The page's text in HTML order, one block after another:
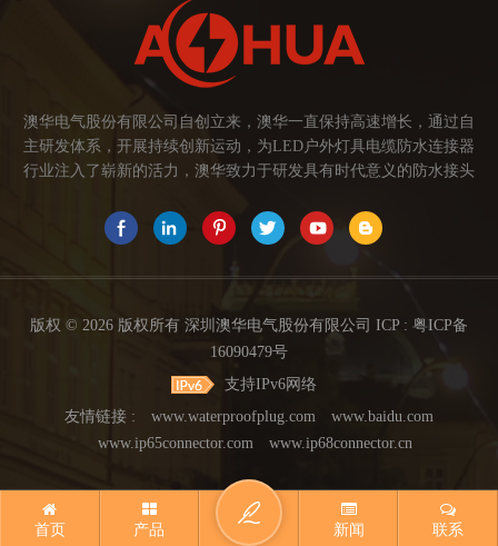
澳华电气股份有限公司自创立来，澳华一直保持高速增长，通过自
主研发体系，开展持续创新运动，为LED户外灯具电缆防水连接器
行业注入了崭新的活力，澳华致力于研发具有时代意义的防水接头
物生长灯、高铁动车、养殖畜牧、水族设备、发热瓷砖、船舶、油
烟机、环保机械、医疗保健设备、捕鱼集鱼灯、汽车大灯、太阳能
的愿景： 我们注重产品品质，以人为本，坚持创新，以市场为导向
开发具有品质的线缆连接器产品，为客户提供多方面的连接解决方
的使命： 关注市场发展，紧握客户的需求，提供有价值的线缆连接
器解决方案，为客户创造价值。 我们的价值观： 1、不断专研高端
技术，提高行业技术水平...
版权 © 2026 版权所有 深圳澳华电气股份有限公司 ICP : 粤ICP备
16090479号
支持IPv6网络
友情链接 :
www.waterproofplug.com
www.baidu.com
www.ip65connector.com
www.ip68connector.cn
首页 产品 新闻 联系